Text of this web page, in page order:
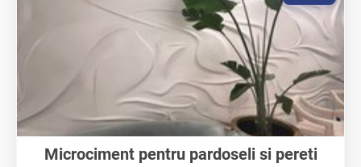
Microciment pentru pardoseli si pereti